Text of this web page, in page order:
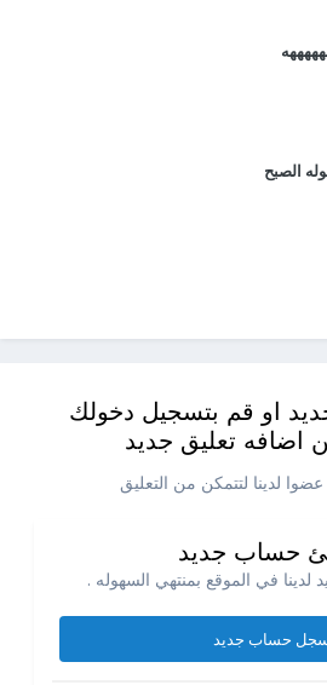
الصبح
او قم بتسجيل دخولك
اضافه تعليق جديد
لدينا لتتمكن من التعليق
حساب جديد
في الموقع بمنتهي السهوله .
حساب جديد